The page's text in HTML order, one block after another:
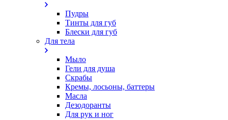
Пудры
Тинты для губ
Блески для губ
Для тела
Мыло
Гели для душа
Скрабы
Кремы, лосьоны, баттеры
Масла
Дезодоранты
Для рук и ног